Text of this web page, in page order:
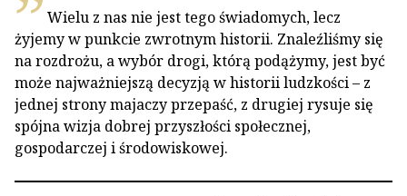
Wielu z nas nie jest tego świadomych, lecz
żyjemy w punkcie zwrotnym historii. Znaleźliśmy się
na rozdrożu, a wybór drogi, którą podążymy, jest być
może najważniejszą decyzją w historii ludzkości – z
jednej strony majaczy przepaść, z drugiej rysuje się
spójna wizja dobrej przyszłości społecznej,
gospodarczej i środowiskowej.